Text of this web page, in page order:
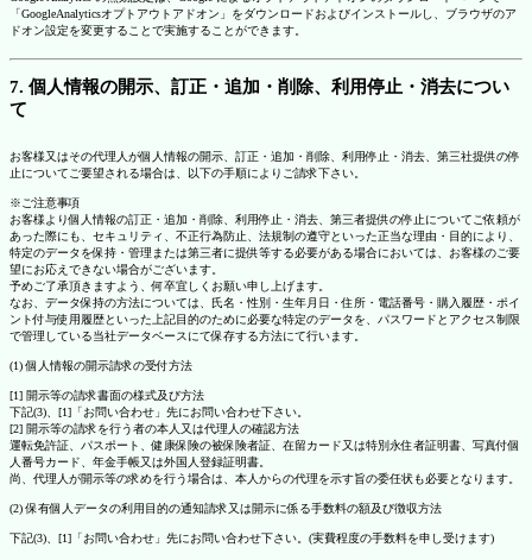
「GoogleAnalyticsオプトアウトアドオン」をダウンロードおよびインストールし、ブラウザのア
ドオン設定を変更することで実施することができます。
7. 個人情報の開示、訂正・追加・削除、利用停止・消去につい
て
お客様又はその代理人が個人情報の開示、訂正・追加・削除、利用停止・消去、第三社提供の停
止についてご要望される場合は、以下の手順によりご請求下さい。
※ご注意事項
お客様より個人情報の訂正・追加・削除、利用停止・消去、第三者提供の停止についてご依頼が
あった際にも、セキュリティ、不正行為防止、法規制の遵守といった正当な理由・目的により、
特定のデータを保持・管理または第三者に提供等する必要がある場合においては、お客様のご要
望にお応えできない場合がございます。
予めご了承頂きますよう、何卒宜しくお願い申し上げます。
なお、データ保持の方法については、氏名・性別・生年月日・住所・電話番号・購入履歴・ポイ
ント付与使用履歴といった上記目的のために必要な特定のデータを、パスワードとアクセス制限
で管理している当社データベースにて保存する方法にて行います。
(1) 個人情報の開示請求の受付方法
[1] 開示等の請求書面の様式及び方法
下記(3)、[1]「お問い合わせ」先にお問い合わせ下さい。
[2] 開示等の請求を行う者の本人又は代理人の確認方法
運転免許証、パスポート、健康保険の被保険者証、在留カード又は特別永住者証明書、写真付個
人番号カード、年金手帳又は外国人登録証明書。
尚、代理人が開示等の求めを行う場合は、本人からの代理を示す旨の委任状も必要となります。
(2) 保有個人データの利用目的の通知請求又は開示に係る手数料の額及び徴収方法
下記(3)、[1]「お問い合わせ」先にお問い合わせ下さい。(実費程度の手数料を申し受けます)